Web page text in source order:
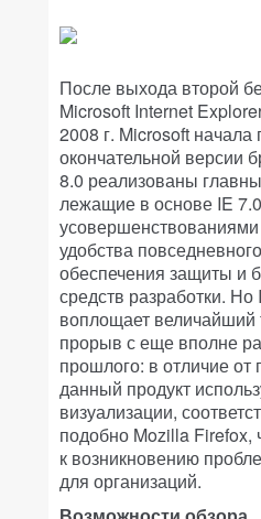
После выхода второй
Microsoft Internet
2008 г. Microsoft начала
окончательной версии
8.0 реализованы
лежащие в основе IE
удобства
обеспечения защиты и
средств разработки. Но
воплощает величайший
прорыв с еще вполне
прошлого: в отличие
данный продукт
визуализации,
подобно Mozilla Firefox,
к возникновению
для организаций.